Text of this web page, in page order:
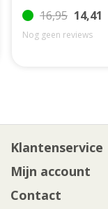
16,95 14,41
Nog geen reviews
Klantenservice
Mijn account
Contact